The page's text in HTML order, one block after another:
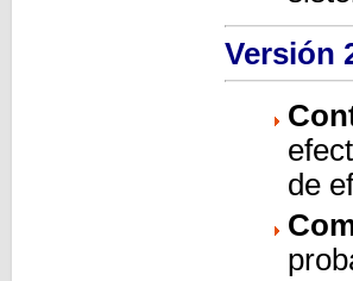
Versión
de